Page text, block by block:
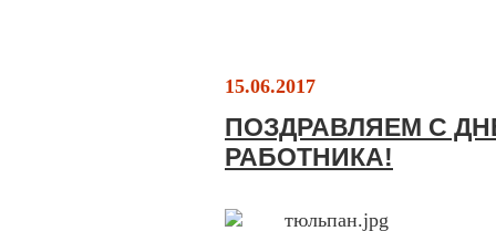
15.06.2017
ПОЗДРАВЛЯЕМ С
РАБОТНИКА!